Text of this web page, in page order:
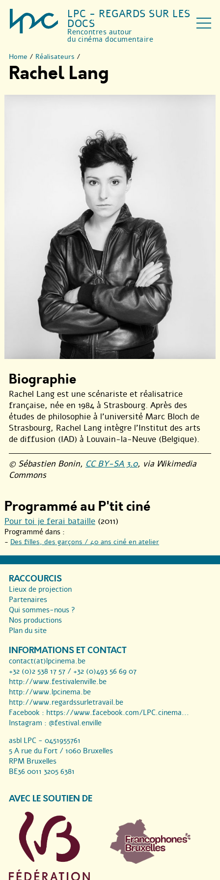
LPC - REGARDS SUR LES
DOCS
Rencontres autour
du cinéma documentaire
Home / Réalisateurs /
Rachel Lang
Biographie
Rachel Lang est une scénariste et réalisatrice
française, née en 1984 à Strasbourg. Après des
études de philosophie à l’université Marc Bloch de
Strasbourg, Rachel Lang intègre l’Institut des arts
de diffusion (IAD) à Louvain-la-Neuve (Belgique).
© Sébastien Bonin, CC BY-SA 3.0, via Wikimedia
Commons
Programmé au P'tit ciné
Pour toi je ferai bataille (2011)
Programmé dans :
- Des filles, des garçons / 40 ans ciné en atelier
RACCOURCIS
Lieux de projection
Partenaires
Qui sommes-nous ?
Nos productions
Plan du site
INFORMATIONS ET CONTACT
contact(at)lpcinema.be
+32 (0)2 538 17 57 / +32 (0)493 56 69 07
http://www.festivalenville.be
http://www.lpcinema.be
http://www.regardssurletravail.be
Facebook : https://www.facebook.com/LPC.cinema...
Instagram : @festival.enville
asbl LPC - 0451955761
5 A rue du Fort / 1060 Bruxelles
RPM Bruxelles
BE36 0011 3205 6381
AVEC LE SOUTIEN DE